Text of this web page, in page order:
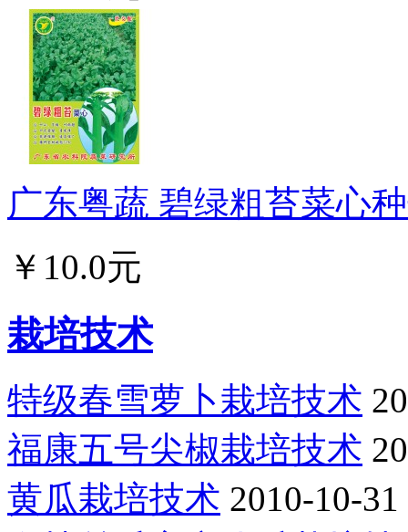
广东粤蔬 碧绿粗苔菜心
￥10.0元
栽培技术
特级春雪萝卜栽培技术
福康五号尖椒栽培技术
黄瓜栽培技术 2010-10-31